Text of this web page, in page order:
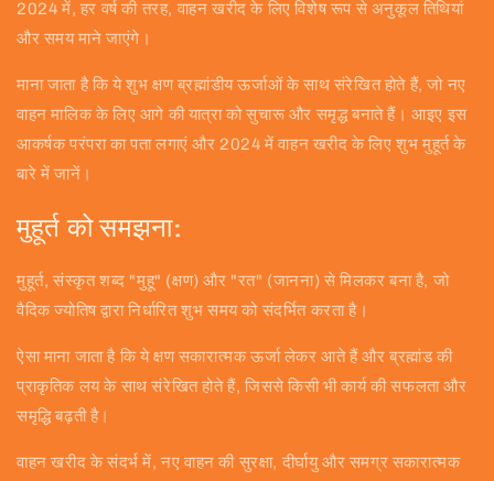
2024 में, हर वर्ष की तरह, वाहन खरीद के लिए विशेष रूप से अनुकूल तिथियां
और समय माने जाएंगे।
माना जाता है कि ये शुभ क्षण ब्रह्मांडीय ऊर्जाओं के साथ संरेखित होते हैं, जो नए
वाहन मालिक के लिए आगे की यात्रा को सुचारू और समृद्ध बनाते हैं। आइए इस
आकर्षक परंपरा का पता लगाएं और 2024 में वाहन खरीद के लिए शुभ मुहूर्त के
बारे में जानें।
मुहूर्त को समझना:
मुहूर्त, संस्कृत शब्द "मुहू" (क्षण) और "रत" (जानना) से मिलकर बना है, जो
वैदिक ज्योतिष द्वारा निर्धारित शुभ समय को संदर्भित करता है।
ऐसा माना जाता है कि ये क्षण सकारात्मक ऊर्जा लेकर आते हैं और ब्रह्मांड की
प्राकृतिक लय के साथ संरेखित होते हैं, जिससे किसी भी कार्य की सफलता और
समृद्धि बढ़ती है।
वाहन खरीद के संदर्भ में, नए वाहन की सुरक्षा, दीर्घायु और समग्र सकारात्मक